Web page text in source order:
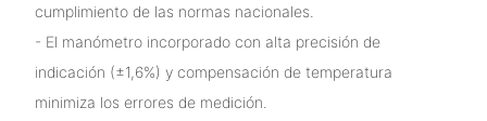
cumplimiento de las normas nacionales.
- El manómetro incorporado con alta precisión de
indicación (±1,6%) y compensación de temperatura
minimiza los errores de medición.